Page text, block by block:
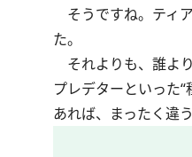
そうですね。ティ
た。
それよりも、誰よ
プレデターといった
あれば、まったく違